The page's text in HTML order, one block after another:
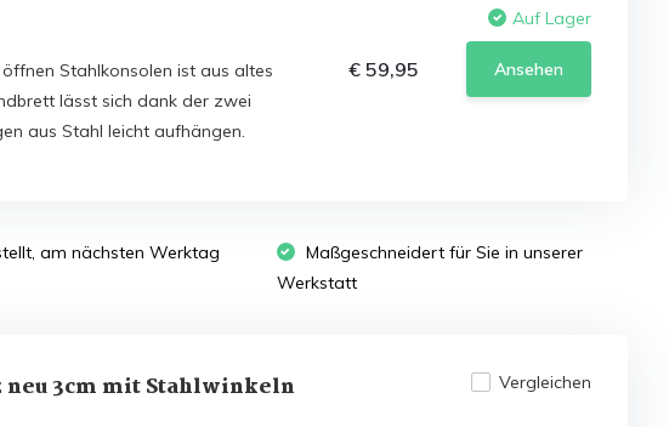
Stahlkonsolen ist aus altes
lässt sich dank der zwei
aus Stahl leicht aufhängen.
Auf Lager
€ 59,95 Ansehen
am nächsten Werktag
Maßgeschneidert für Sie in unserer
Werkstatt
3cm mit Stahlwinkeln Vergleichen